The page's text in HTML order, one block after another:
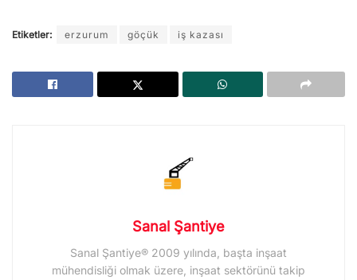
Etiketler: erzurum göçük iş kazası
Sanal Şantiye
Sanal Şantiye® 2009 yılında, başta inşaat
mühendisliği olmak üzere, inşaat sektörünü takip